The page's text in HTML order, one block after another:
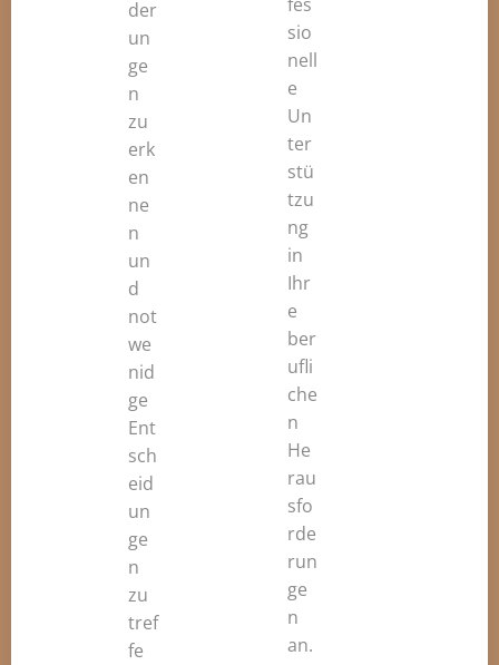
der
un
ge
n
zu
erk
en
ne
n
un
d
not
we
nid
ge
Ent
sch
eid
un
ge
n
zu
tref
fe
sio
nell
e
Un
ter
stü
tzu
ng
in
Ihr
e
ber
ufli
che
n
He
rau
sfo
rde
run
ge
n
an.